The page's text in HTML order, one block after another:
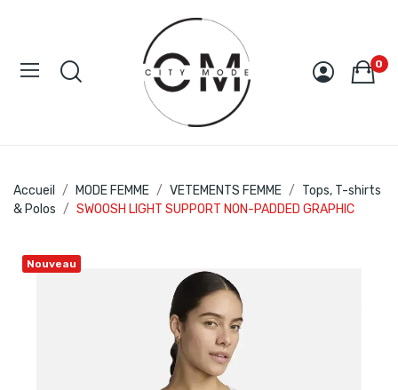
0
Accueil MODE FEMME VETEMENTS FEMME
Tops, T-shirts
& Polos
SWOOSH LIGHT SUPPORT NON-PADDED GRAPHIC
Nouveau